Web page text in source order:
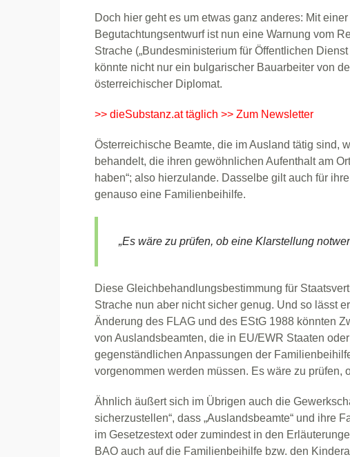
Doch hier geht es um etwas ganz anderes: Mit
Begutachtungsentwurf ist nun eine Warnung vom
Strache („Bundesministerium für Öffentlichen
könnte nicht nur ein bulgarischer Bauarbeiter von
österreichischer Diplomat.
>> dieSubstanz.at täglich >> Zum Newsletter
Österreichische Beamte, die im Ausland tätig sind,
behandelt, die ihren gewöhnlichen Aufenthalt am
haben“; also hierzulande. Dasselbe gilt auch für
genauso eine Familienbeihilfe.
„Es wäre zu prüfen, ob eine Klarstellung
Diese Gleichbehandlungsbestimmung für
Strache nun aber nicht sicher genug. Und so lässt
Änderung des FLAG und des EStG 1988 könnten
von Auslandsbeamten, die in EU/EWR Staaten
gegenständlichen Anpassungen der
vorgenommen werden müssen. Es wäre zu prüfen,
Ähnlich äußert sich im Übrigen auch die
sicherzustellen“, dass „Auslandsbeamte“ und ihre
im Gesetzestext oder zumindest in den
BAO auch auf die Familienbeihilfe bzw. den